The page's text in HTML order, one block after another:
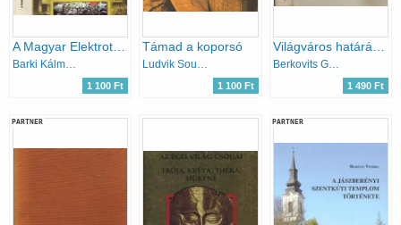
A Magyar Elektrotechnikai Egyesület története
Barki Kálmán (szerk.)
1 100 Ft
Támad a koporsó
Ludvik Soucek
1 100 Ft
Világváros határában
Berkovits György
1 490 Ft
PARTNER PARTNER